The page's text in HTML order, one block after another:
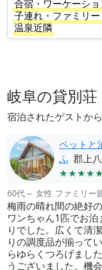
合宿・ワーケーシ
子連れ・ファミリー
温泉近隣
岐阜の貸別荘
宿泊されたゲストか
ペットと
ふ 郡上
★★★★★
60代～ 女性 ファミリー
梅雨の晴れ間の絶好
ワンちゃん1匹でお
りでした。広くて清
りの調度品が揃って
らゆらくつろげまし
うございました。機